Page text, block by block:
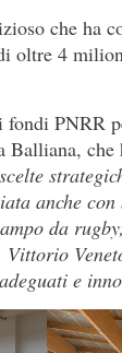
che ha
oltre 4
PNRR
che
anche
da
e